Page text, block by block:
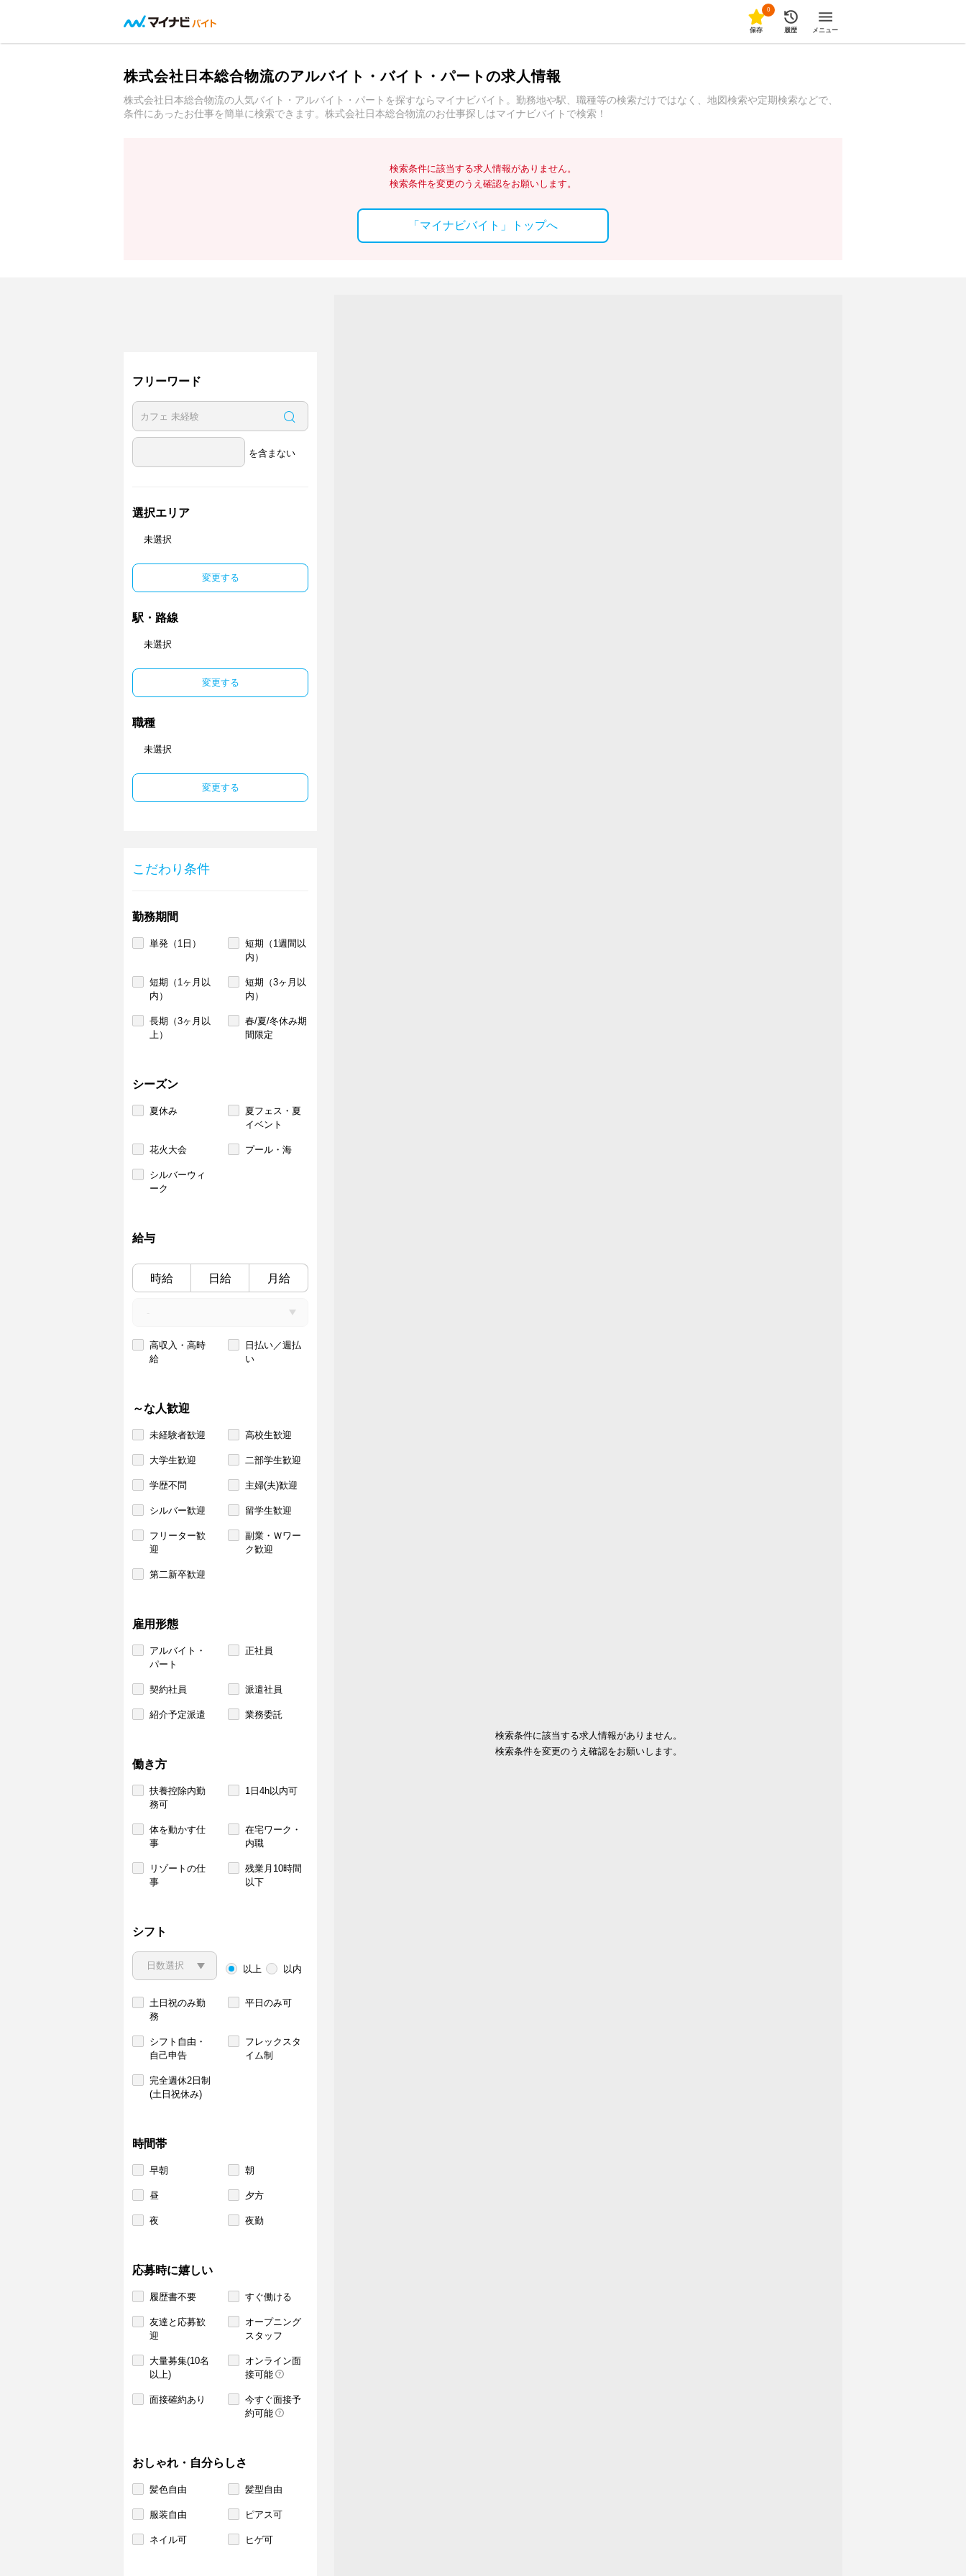
0
保存 履歴 メニュー
株式会社日本総合物流のアルバイト・バイト・パートの求人情報
株式会社日本総合物流の人気バイト・アルバイト・パートを探すならマイナビバイト。勤務地や駅、職種等の検索だけではなく、地図検索や定期検索などで、
条件にあったお仕事を簡単に検索できます。株式会社日本総合物流のお仕事探しはマイナビバイトで検索！
検索条件に該当する求人情報がありません。
検索条件を変更のうえ確認をお願いします。
「マイナビバイト」トップへ
フリーワード
を含まない
選択エリア
未選択
変更する
駅・路線
未選択
変更する
職種
未選択
変更する
こだわり条件
勤務期間
単発（1日）
短期（1週間以
内）
短期（1ヶ月以
内）
短期（3ヶ月以
内）
長期（3ヶ月以
上）
春/夏/冬休み期
間限定
シーズン
夏休み
夏フェス・夏
イベント
花火大会 プール・海
シルバーウィ
ーク
給与
時給 日給 月給
高収入・高時
給
日払い／週払
い
～な人歓迎
未経験者歓迎 高校生歓迎
大学生歓迎 二部学生歓迎
学歴不問 主婦(夫)歓迎
シルバー歓迎 留学生歓迎
フリーター歓
迎
副業・Ｗワー
ク歓迎
第二新卒歓迎
雇用形態
アルバイト・
パート
正社員
契約社員 派遣社員
紹介予定派遣 業務委託
働き方
扶養控除内勤
務可
1日4h以内可
体を動かす仕
事
在宅ワーク・
内職
リゾートの仕
事
残業月10時間
以下
シフト
以上 以内
土日祝のみ勤
務
平日のみ可
シフト自由・
自己申告
フレックスタ
イム制
完全週休2日制
(土日祝休み)
時間帯
早朝 朝
昼 夕方
夜 夜勤
応募時に嬉しい
履歴書不要 すぐ働ける
友達と応募歓
迎
オープニング
スタッフ
大量募集(10名
以上)
オンライン面
接可能
面接確約あり
今すぐ面接予
約可能
おしゃれ・自分らしさ
髪色自由 髪型自由
服装自由 ピアス可
ネイル可 ヒゲ可
検索条件に該当する求人情報がありません。
検索条件を変更のうえ確認をお願いします。